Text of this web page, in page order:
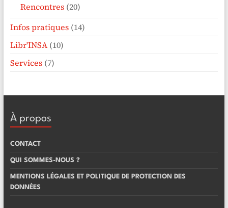
Rencontres(20)
Infos pratiques(14)
Libr'INSA(10)
Services(7)
À propos
CONTACT
QUI SOMMES-NOUS ?
MENTIONS LÉGALES ET POLITIQUE DE PROTECTION DES
DONNÉES